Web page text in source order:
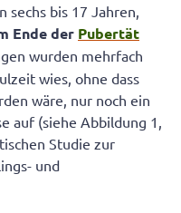
sechs bis 17 Jahren,
Ende der Pubertät
wurden mehrfach
wies, ohne dass
wäre, nur noch ein
auf (siehe Abbildung 1,
Studie zur
und